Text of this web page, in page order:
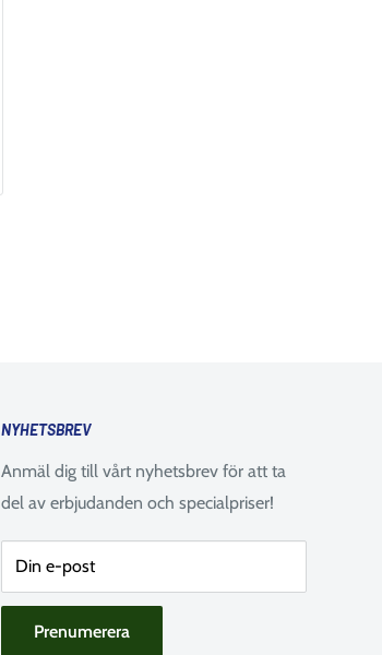
NYHETSBREV
Anmäl dig till vårt nyhetsbrev för att ta
del av erbjudanden och specialpriser!
Din e-post
Prenumerera